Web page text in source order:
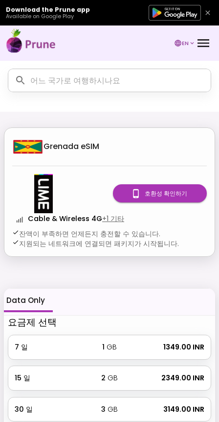
Download the Prune app
Available on Google Play
EN
Grenada eSIM
Cable & Wireless 4G+1 기타
잔액이 부족하면 언제든지 충전할 수 있습니다.
지원되는 네트워크에 연결되면 패키지가 시작됩니다.
호환성 확인하기
Data Only
요금제 선택
7 일 1 GB ₹ 1349.00 INR
15 일 2 GB ₹ 2349.00 INR
30 일 3 GB ₹ 3149.00 INR